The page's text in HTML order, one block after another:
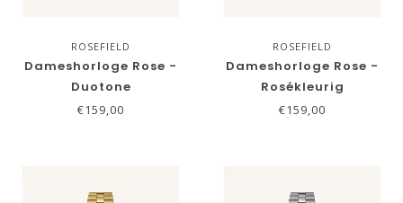
ROSEFIELD
Dameshorloge Rose -
Duotone
€159,00
ROSEFIELD
Dameshorloge Rose -
Rosékleurig
€159,00